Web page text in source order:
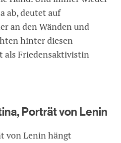
ab, deutet auf
an den Wänden und
hinter diesen
als Friedensaktivistin
Porträt von Lenin
von Lenin hängt